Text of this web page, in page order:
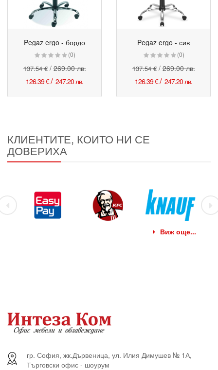
ПромоPegaz ergo - бордо
(0)
137.54 €/269.00 лв.
126.39 €/ 247.20 лв.
Pegaz ergo - сив
(0)
137.54 €/269.00 лв.
126.39 €/ 247.20 лв.
КЛИЕНТИТЕ, КОИТО НИ СЕ
ДОВЕРИХА
Виж още...
гр. София, жк.Дървеница, ул. Илия Димушев № 1А,
Търговски офис - шоурум